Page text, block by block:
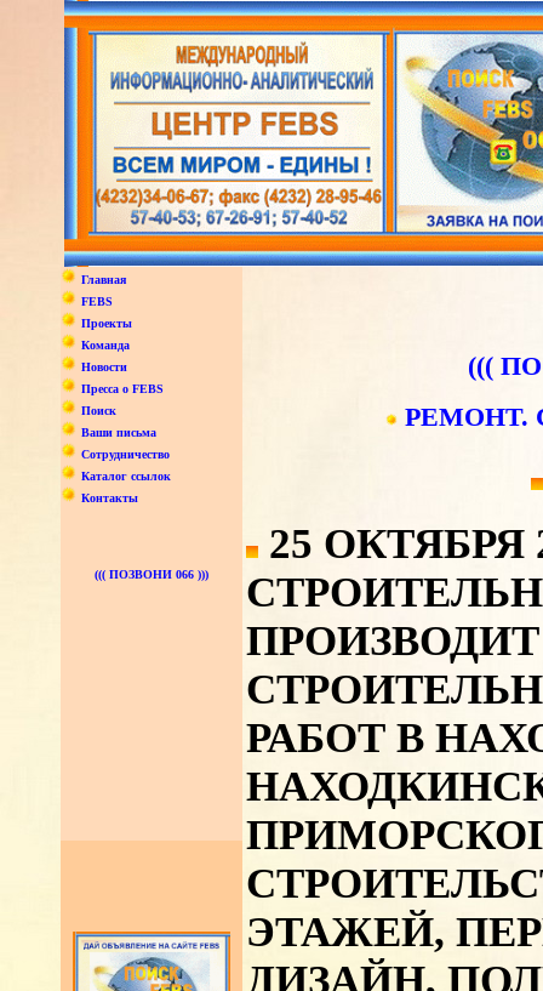
Главная
FEBS
Проекты
Команда
Новости
Пресса о FEBS
Поиск
Ваши письма
Сотрудничество
Каталог ссылок
Контакты
((( ПОЗВОНИ 066 )))
(((
РЕМОНТ.
25 ОКТЯБРЯ
РАБОТ В
ЭТАЖЕЙ,
ДИЗАЙН,